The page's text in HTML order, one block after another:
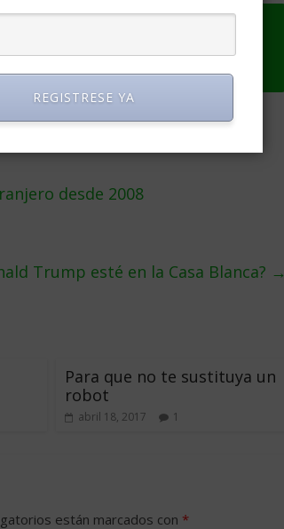
desde 2008
Trump esté en la Casa Blanca? →
Para que no te sustituya un
robot
abril 18, 2017 1
están marcados con *
REGISTRESE YA